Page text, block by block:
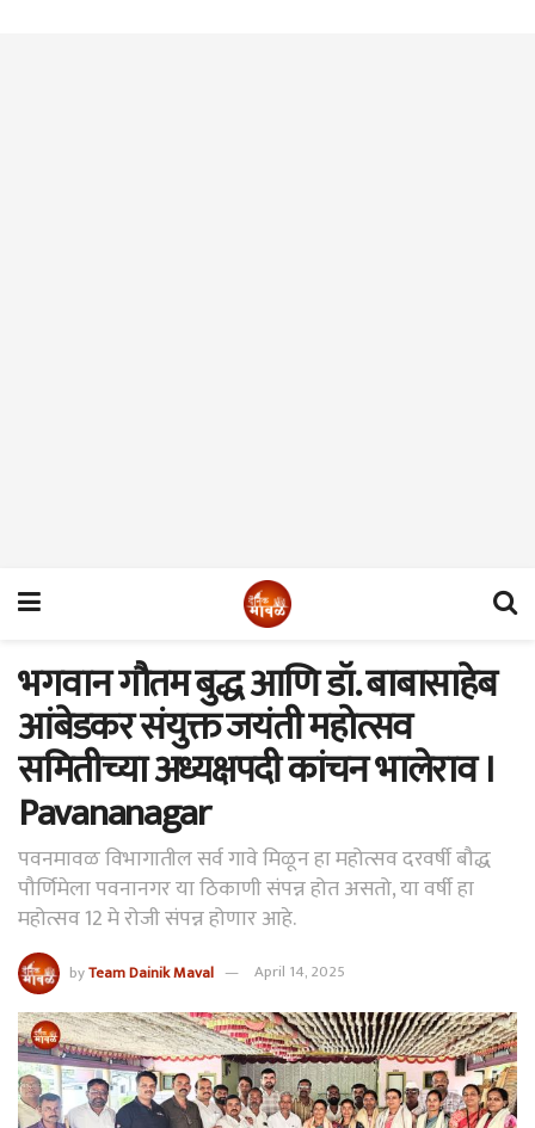
भगवान गौतम बुद्ध आणि डॉ. बाबासाहेब
आंबेडकर संयुक्त जयंती महोत्सव
समितीच्या अध्यक्षपदी कांचन भालेराव ।
Pavananagar
पवनमावळ विभागातील सर्व गावे मिळून हा महोत्सव दरवर्षी बौद्ध
पौर्णिमेला पवनानगर या ठिकाणी संपन्न होत असतो, या वर्षी हा
महोत्सव 12 मे रोजी संपन्न होणार आहे.
byTeam Dainik Maval April 14, 2025